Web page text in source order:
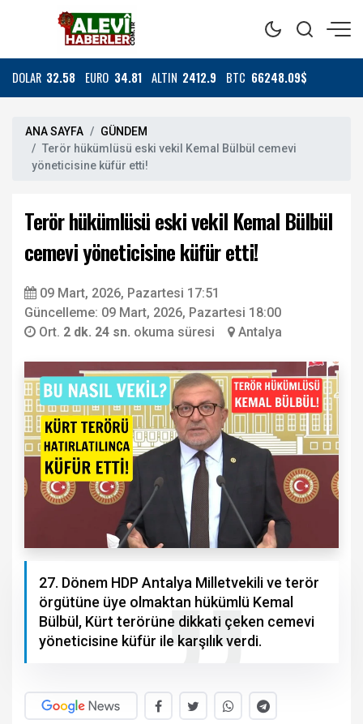
DOLAR 32.58 EURO 34.81 ALTIN 2412.9 BTC 66248.09$
ANA SAYFA
GÜNDEM
Terör hükümlüsü eski vekil Kemal Bülbül cemevi
yöneticisine küfür etti!
Terör hükümlüsü eski vekil Kemal Bülbül
cemevi yöneticisine küfür etti!
09 Mart, 2026, Pazartesi 17:51
Güncelleme: 09 Mart, 2026, Pazartesi 18:00
Ort. 2 dk. 24 sn. okuma süresi Antalya
27. Dönem HDP Antalya Milletvekili ve terör
örgütüne üye olmaktan hükümlü Kemal
Bülbül, Kürt terörüne dikkati çeken cemevi
yöneticisine küfür ile karşılık verdi.